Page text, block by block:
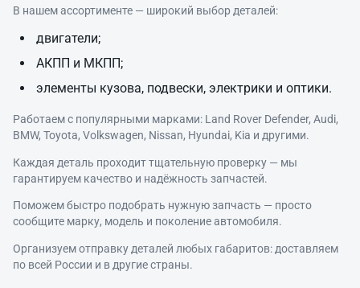
В нашем ассортименте — широкий выбор деталей:
двигатели;
АКПП и МКПП;
элементы кузова, подвески, электрики и оптики.
Работаем с популярными марками: Land Rover Defender, Audi,
BMW, Toyota, Volkswagen, Nissan, Hyundai, Kia и другими.
Каждая деталь проходит тщательную проверку — мы
гарантируем качество и надёжность запчастей.
Поможем быстро подобрать нужную запчасть — просто
сообщите марку, модель и поколение автомобиля.
Организуем отправку деталей любых габаритов: доставляем
по всей России и в другие страны.